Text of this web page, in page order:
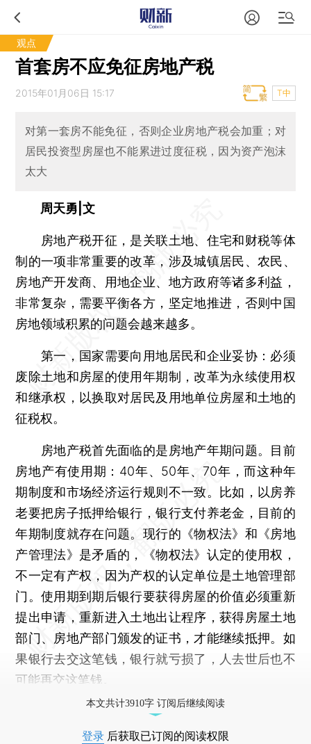
观点
首套房不应免征房地产税
2015年01月06日 15:17 T中
对第一套房不能免征，否则企业房地产税会加重；对
居民投资型房屋也不能累进过度征税，因为资产泡沫
太大
周天勇|文
房地产税开征，是关联土地、住宅和财税等体
制的一项非常重要的改革，涉及城镇居民、农民、
房地产开发商、用地企业、地方政府等诸多利益，
非常复杂，需要平衡各方，坚定地推进，否则中国
房地领域积累的问题会越来越多。
第一，国家需要向用地居民和企业妥协：必须
废除土地和房屋的使用年期制，改革为永续使用权
和继承权，以换取对居民及用地单位房屋和土地的
征税权。
房地产税首先面临的是房地产年期问题。目前
房地产有使用期：40年、50年、70年，而这种年
期制度和市场经济运行规则不一致。比如，以房养
老要把房子抵押给银行，银行支付养老金，目前的
年期制度就存在问题。现行的《物权法》和《房地
产管理法》是矛盾的，《物权法》认定的使用权，
不一定有产权，因为产权的认定单位是土地管理部
门。使用期到期后银行要获得房屋的价值必须重新
提出申请，重新进入土地出让程序，获得房屋土地
部门、房地产部门颁发的证书，才能继续抵押。如
果银行去交这笔钱，银行就亏损了，人去世后也不
可能再交这笔钱。
本文共计3910字 订阅后继续阅读
登录 后获取已订阅的阅读权限